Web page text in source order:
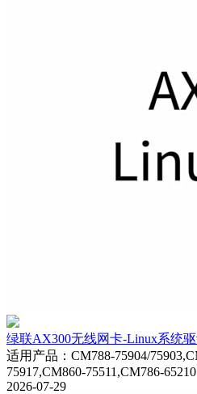
绿联AX300无线网卡-Linux系统
适用产品 ： CM788-75904/
75917,CM860-75511,CM786-65210
2026-07-29